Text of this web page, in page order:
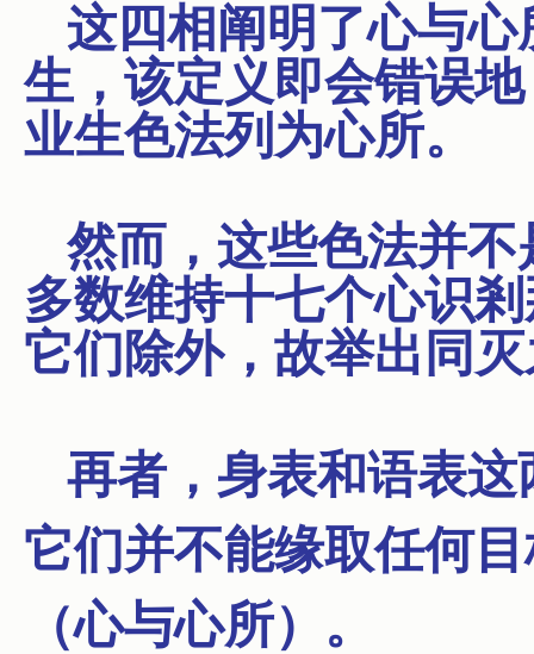
这四相阐明了心与
生，该定义即会错误
业生色法列为心所。
然而，这些色法并
多数维持十七个心识
它们除外，故举出同
再者，身表和语表这
它们并不能缘取任何
（心与心所）。